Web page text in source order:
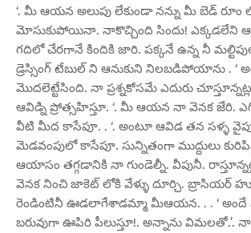
‘. మీ ఆయన అలుపు లేకుండా నన్ను మీ బెడ్ రూం
మోసుకుపోయినా. నాకొచ్చింది సిందు! ఎక్కడలేని
గదిలో చేరగానే కిందికి జారి. పక్కనే ఉన్న నీ
డ్రెస్సింగ్ టేబుల్ ని ఆనుకుని నిలబడిపోయాను . ‘
మొదలెట్టేసింది. నా ప్రశ్నకోసమే ఎదురు
ఆవిడ్ని ప్రోత్సహిస్తూ. ‘. మీ ఆయన నా వెనక జేరి.
వీటి మీద కాసేపూ. . ‘. అంటూ ఆవిడ తన సళ్ళ వైపు
మెడవంపులో కాసేపూ. సున్నితంగా ముద్దులు
ఆయాసం తగ్గడానికి నా గుండెల్నీ. వీపునీ.
వెనక నించి జాకెట్ లోకి వేళ్ళు దూర్చి. బ్రాసియర్
రెండింటినీ ఊడలాగేశాడమ్మా మీఆయన. . . ‘ అందే
బరువుగా ఊపిరి పీలుస్తూ!. అన్నాను